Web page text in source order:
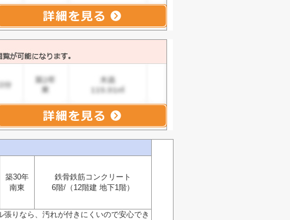
築30年
南東
鉄骨鉄筋コンクリート
6階/（12階建 地下1階）
りなら、汚れが付きにくいので安心でき